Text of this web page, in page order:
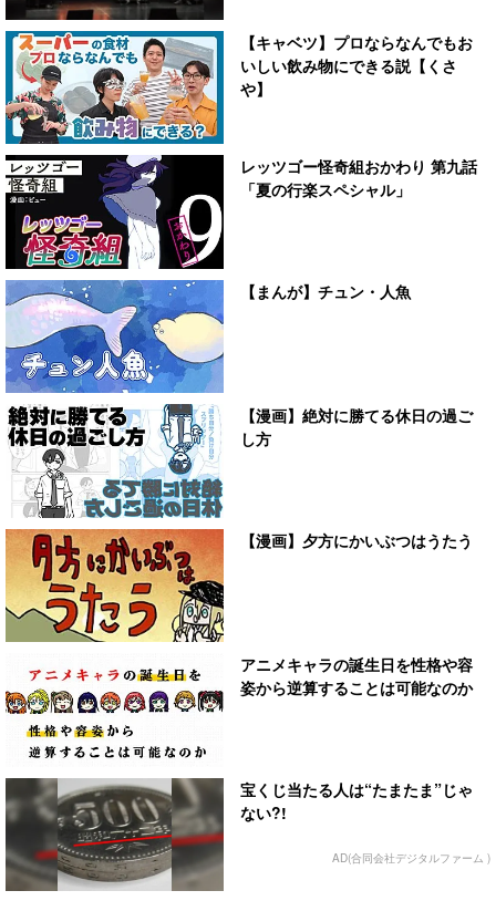
【キャベツ】プロならなんでもお
いしい飲み物にできる説【くさ
や】
レッツゴー怪奇組おかわり 第九話
「夏の行楽スペシャル」
【まんが】チュン・人魚
【漫画】絶対に勝てる休日の過ご
し方
【漫画】夕方にかいぶつはうたう
アニメキャラの誕生日を性格や容
姿から逆算することは可能なのか
宝くじ当たる人は“たまたま”じゃ
ない?!
AD(合同会社デジタルファーム )